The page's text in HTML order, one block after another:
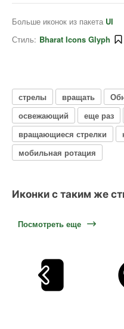
Больше иконок из пакета UI
Стиль: Bharat Icons Glyph
стрелы вращать
освежающий
еще раз
вращающиеся стрелки
мобильная ротация
Иконки с таким же
Посмотреть еще